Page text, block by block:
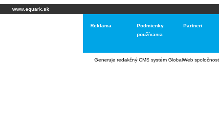
www.equark.sk
Reklama
Podmienky
používania
Partneri
Generuje redakčný CMS systém GlobalWeb